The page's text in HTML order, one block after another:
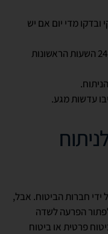
ובדקו מדי יום אם יש
השתמשו בקומפרסים קרים במשך 24 השעות הראשונות
חברות הביטוח. אבל,
הפרעה לשדה
פרטית או ביטוח